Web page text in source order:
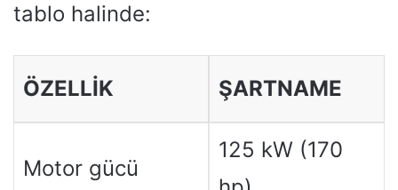
tablo halinde:
ÖZELLIK ŞARTNAME
Motor gücü
125 kW (170